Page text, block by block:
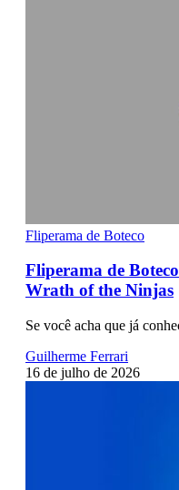
Fliperama de Boteco
Fliperama de
Wrath of the Ninjas
Se você acha que já
Guilherme Ferrari
16 de julho de 2026